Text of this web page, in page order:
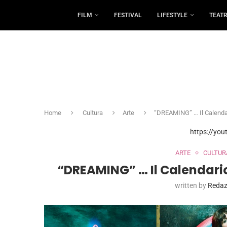
FILM FESTIVAL LIFESTYLE
Home Cultura Arte “DREAMING” … Il
https://
ARTE
“DREAMING” … Il
written by